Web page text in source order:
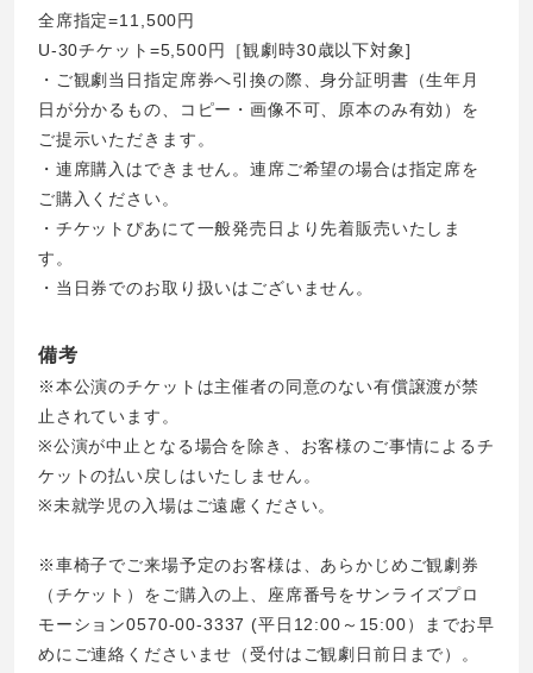
全席指定=11,500円
U-30チケット=5,500円［観劇時30歳以下対象]
・ご観劇当日指定席券へ引換の際、身分証明書（生年月
日が分かるもの、コピー・画像不可、原本のみ有効）を
ご提示いただきます。
・連席購入はできません。連席ご希望の場合は指定席を
ご購入ください。
・チケットぴあにて一般発売日より先着販売いたしま
す。
・当日券でのお取り扱いはございません。
備考
※本公演のチケットは主催者の同意のない有償譲渡が禁
止されています。
※公演が中止となる場合を除き、お客様のご事情によるチ
ケットの払い戻しはいたしません。
※未就学児の入場はご遠慮ください。
※車椅子でご来場予定のお客様は、あらかじめご観劇券
（チケット）をご購入の上、座席番号をサンライズプロ
モーション0570-00-3337 (平日12:00～15:00）までお早
めにご連絡くださいませ（受付はご観劇日前日まで）。